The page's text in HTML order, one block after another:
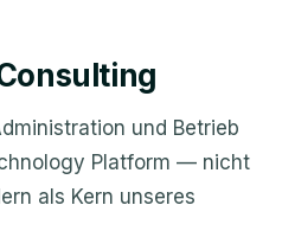
und Betrieb
Platform — nicht
als Kern unseres